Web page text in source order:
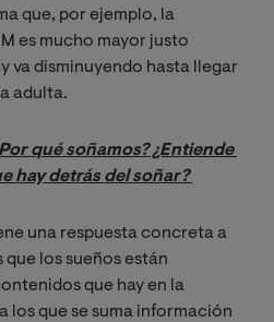
que, por ejemplo, la
es mucho mayor justo
va disminuyendo hasta llegar
adulta.
qué soñamos? ¿Entiende
hay detrás del soñar?
una respuesta concreta a
los sueños están
que hay en la
los que se suma información